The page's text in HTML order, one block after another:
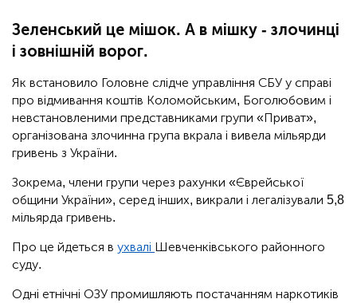
Зеленський це мішок. А в мішку - злочинці
і зовнішній ворог.
Як встановило Головне слідче управління СБУ у справі
про відмивання коштів Коломойським, Боголюбовим і
невстановленими представниками групи «Приват»,
організована злочинна група вкрала і вивела мільярди
гривень з України.
Зокрема, члени групи через рахунки «Єврейської
общини України», серед інших, викрали і легалізували 5,8
мільярда гривень.
Про це йдеться в ухвалі Шевченківського районного
суду.
Одні етнічні ОЗУ промишляють постачанням наркотиків